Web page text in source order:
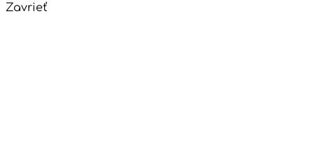
Zavrieť